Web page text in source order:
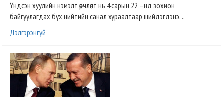
Үндсэн хуулийн нэмэлт өөрчлөлт нь 4 сарын 22 –нд зохион
байгуулагдах бүх нийтийн санал хураалтаар шийдэгдэнэ. ..
Дэлгэрэнгүй